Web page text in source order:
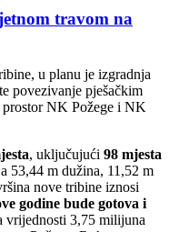
travom na
u planu je izgradnja
povezivanje pješačkim
prostor NK Požege i NK
, uključujući 98 mjesta
53,44 m dužina, 11,52 m
nove tribine iznosi
godine bude gotova i
vrijednosti 3,75 milijuna